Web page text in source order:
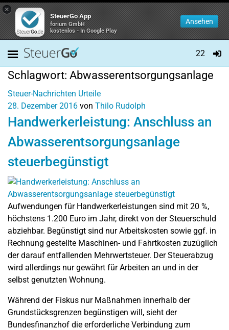
×
SteuerGo App
forium GmbH
kostenlos - In Google Play
Ansehen
22
Schlagwort: Abwasserentsorgungsanlage
Steuer-Nachrichten Urteile
28. Dezember 2016 von Thilo Rudolph
Handwerkerleistung: Anschluss an
Abwasserentsorgungsanlage
steuerbegünstigt
Aufwendungen für Handwerkerleistungen sind mit 20 %,
höchstens 1.200 Euro im Jahr, direkt von der Steuerschuld
abziehbar. Begünstigt sind nur Arbeitskosten sowie ggf. in
Rechnung gestellte Maschinen- und Fahrtkosten zuzüglich
der darauf entfallenden Mehrwertsteuer. Der Steuerabzug
wird allerdings nur gewährt für Arbeiten an und in der
selbst genutzten Wohnung.
Während der Fiskus nur Maßnahmen innerhalb der
Grundstücksgrenzen begünstigen will, sieht der
Bundesfinanzhof die erforderliche Verbindung zum